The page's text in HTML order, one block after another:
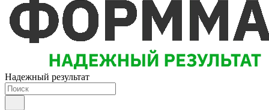
Надежный результат